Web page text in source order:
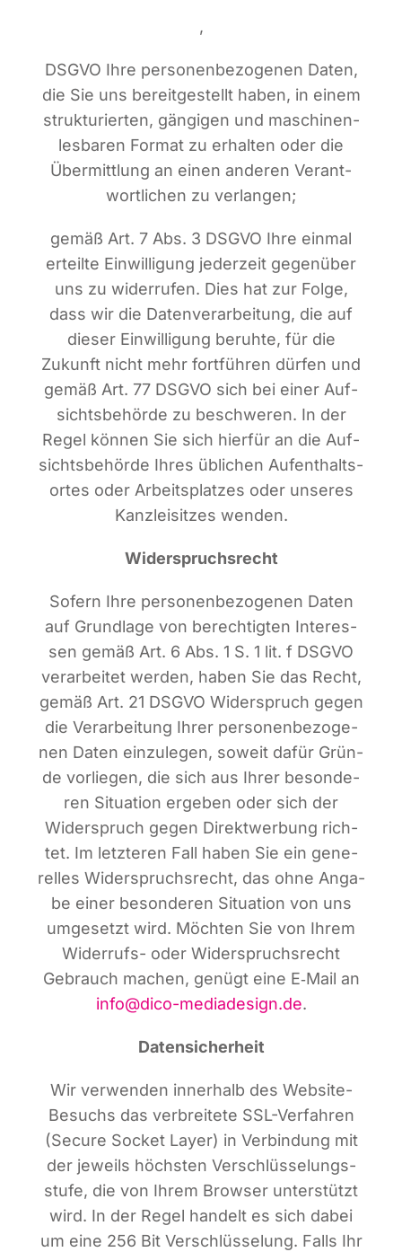
,
DSGVO Ihre per­so­nen­be­zo­ge­nen Daten,
die Sie uns bereit­ge­stellt haben, in einem
struk­tu­rier­ten, gän­gi­gen und maschi­nen­
les­ba­ren For­mat zu erhal­ten oder die
Über­mitt­lung an einen ande­ren Ver­ant­
wort­li­chen zu verlangen;
gemäß Art. 7 Abs. 3 DSGVO Ihre ein­mal
erteil­te Ein­wil­li­gung jeder­zeit gegen­über
uns zu wider­ru­fen. Dies hat zur Fol­ge,
dass wir die Daten­ver­ar­bei­tung, die auf
die­ser Ein­wil­li­gung beruh­te, für die
Zukunft nicht mehr fort­füh­ren dür­fen und
gemäß Art. 77 DSGVO sich bei einer Auf­
sichts­be­hör­de zu beschwe­ren. In der
Regel kön­nen Sie sich hier­für an die Auf­
sichts­be­hör­de Ihres übli­chen Auf­ent­halts­
or­tes oder Arbeits­plat­zes oder unse­res
Kanz­lei­sit­zes wenden.
Wider­spruchs­recht
Sofern Ihre per­so­nen­be­zo­ge­nen Daten
auf Grund­la­ge von berech­tig­ten Inter­es­
sen gemäß Art. 6 Abs. 1 S. 1 lit. f DSGVO
ver­ar­bei­tet wer­den, haben Sie das Recht,
gemäß Art. 21 DSGVO Wider­spruch gegen
die Ver­ar­bei­tung Ihrer per­so­nen­be­zo­ge­
nen Daten ein­zu­le­gen, soweit dafür Grün­
de vor­lie­gen, die sich aus Ihrer beson­de­
ren Situa­ti­on erge­ben oder sich der
Wider­spruch gegen Direkt­wer­bung rich­
tet. Im letz­te­ren Fall haben Sie ein gene­
rel­les Wider­spruchs­recht, das ohne Anga­
be einer beson­de­ren Situa­ti­on von uns
umge­setzt wird. Möch­ten Sie von Ihrem
Wider­rufs- oder Wider­spruchs­recht
Gebrauch machen, genügt eine E‑Mail an
info@dico-mediadesign.de.
Daten­si­cher­heit
Wir ver­wen­den inner­halb des Web­site-
Besuchs das ver­brei­te­te SSL-Ver­fah­ren
(Secu­re Socket Lay­er) in Ver­bin­dung mit
der jeweils höchs­ten Ver­schlüs­se­lungs­
stu­fe, die von Ihrem Brow­ser unter­stützt
wird. In der Regel han­delt es sich dabei
um eine 256 Bit Ver­schlüs­se­lung. Falls Ihr